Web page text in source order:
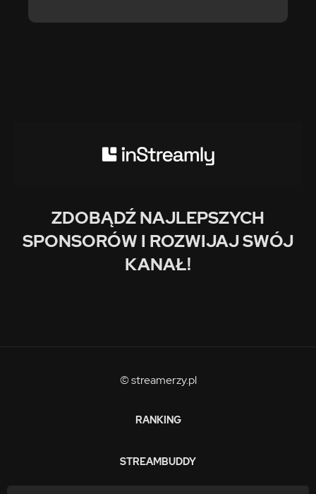
ZDOBĄDŹ NAJLEPSZYCH
SPONSORÓW I ROZWIJAJ SWÓJ
KANAŁ!
© streamerzy.pl
RANKING
STREAMBUDDY